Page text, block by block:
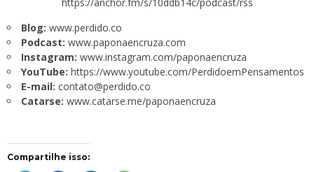
Blog: www.perdido.co
Podcast: www.paponaencruza.com
Instagram: www.instagram.com/paponaencruza
YouTube: https://www.youtube.com/PerdidoemPensamentos
E-mail: contato@perdido.co
Catarse: www.catarse.me/paponaencruza
Compartilhe isso: